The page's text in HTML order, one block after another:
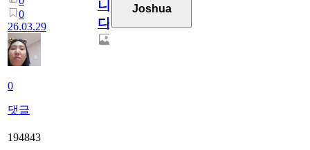
0
26.03.29
0
댓글
니
다
Joshua
194843